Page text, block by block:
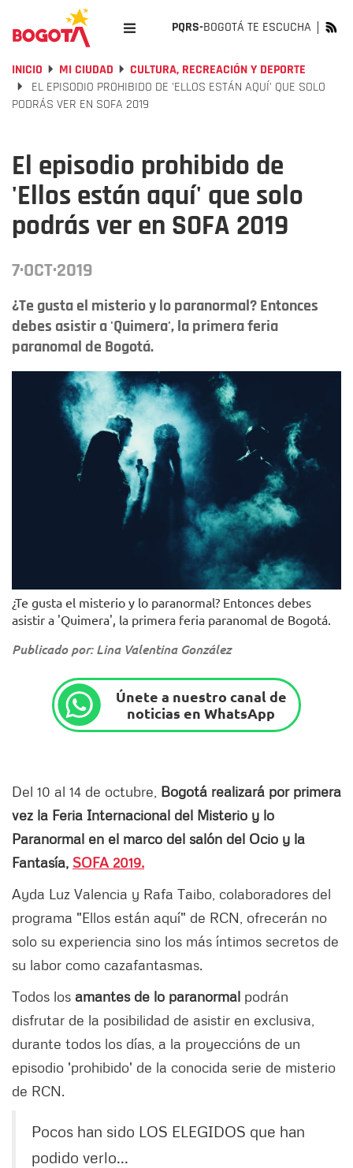
PQRS-BOGOTÁ TE ESCUCHA
INICIO MI CIUDAD
CULTURA, RECREACIÓN Y DEPORTE
EL EPISODIO PROHIBIDO DE 'ELLOS ESTÁN AQUÍ' QUE SOLO
PODRÁS VER EN SOFA 2019
El episodio prohibido de
'Ellos están aquí' que solo
podrás ver en SOFA 2019
7·OCT·2019
¿Te gusta el misterio y lo paranormal? Entonces
debes asistir a 'Quimera', la primera feria
paranomal de Bogotá.
¿Te gusta el misterio y lo paranormal? Entonces debes
asistir a 'Quimera', la primera feria paranomal de Bogotá.
Publicado por: Lina Valentina González
Únete a nuestro canal de
noticias en WhatsApp
Del 10 al 14 de octubre, Bogotá realizará por primera
vez la Feria Internacional del Misterio y lo
Paranormal en el marco del salón del Ocio y la
Fantasía, SOFA 2019.
Ayda Luz Valencia y Rafa Taibo, colaboradores del
programa "Ellos están aquí" de RCN, ofrecerán no
solo su experiencia sino los más íntimos secretos de
su labor como cazafantasmas.
Todos los amantes de lo paranormal podrán
disfrutar de la posibilidad de asistir en exclusiva,
durante todos los días, a la proyeccións de un
episodio 'prohibido' de la conocida serie de misterio
de RCN.
Pocos han sido LOS ELEGIDOS que han
podido verlo...